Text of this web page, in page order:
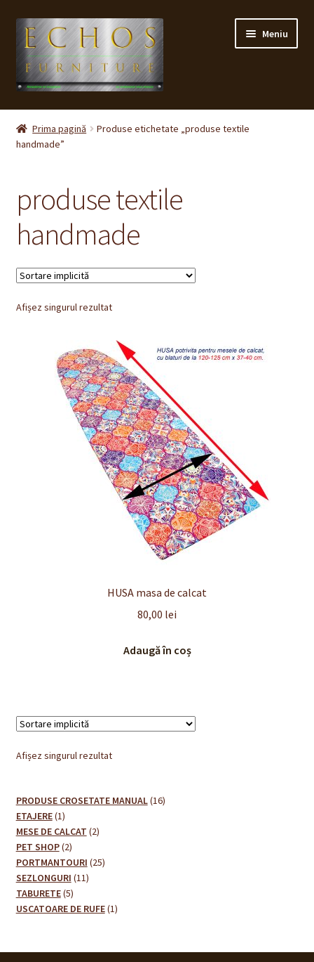
Sari
navigare
Sari
conținut
Meniu
Prima pagină
CONTACT
Coș
Politică de Confidențialitate cu privire la prelucrarea
datelor cu caracter personal
Politica de rambursari si returnari
Prima pagină
Produse etichetate „produse textile
handmade”
produse textile
handmade
Afișez singurul rezultat
HUSA masa de calcat
80,00 lei
Adaugă în coș
Afișez singurul rezultat
PRODUSE CROSETATE MANUAL 1616
ETAJERE 11
produs
MESE DE CALCAT 22
PET SHOP 22
produse
PORTMANTOURI 2525
SEZLONGURI 1111
TABURETE 55
produse
USCATOARE DE RUFE 11